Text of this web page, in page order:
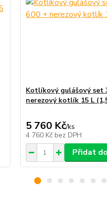
Kotlíkový gulášový set
nerezový kotlík 15 L
5 760 Kč/ks
4 760 Kč bez DPH
Přidat